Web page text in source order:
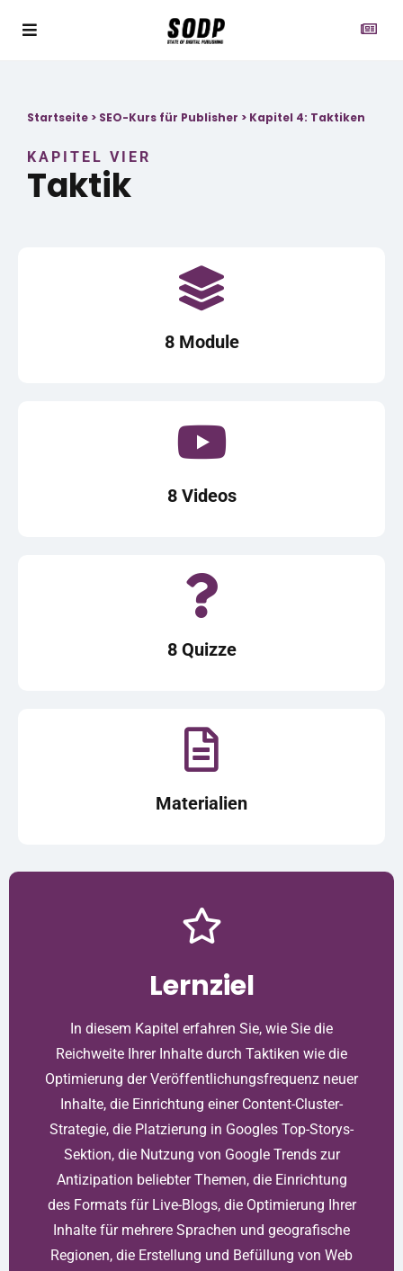
Startseite > SEO-Kurs für Publisher > Kapitel 4: Taktiken
KAPITEL VIER
Taktik
8 Module
8 Videos
8 Quizze
Materialien
Lernziel
In diesem Kapitel erfahren Sie, wie Sie die
Reichweite Ihrer Inhalte durch Taktiken wie die
Optimierung der Veröffentlichungsfrequenz neuer
Inhalte, die Einrichtung einer Content-Cluster-
Strategie, die Platzierung in Googles Top-Storys-
Sektion, die Nutzung von Google Trends zur
Antizipation beliebter Themen, die Einrichtung
des Formats für Live-Blogs, die Optimierung Ihrer
Inhalte für mehrere Sprachen und geografische
Regionen, die Erstellung und Befüllung von Web